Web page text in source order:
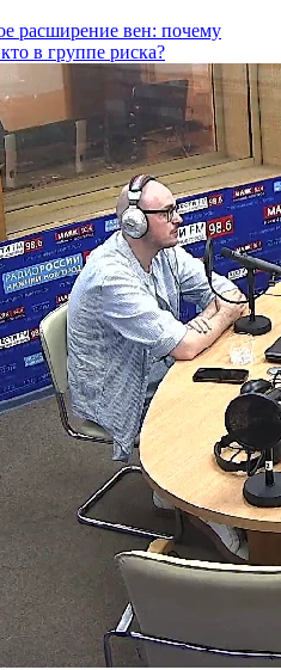
расширение вен: почему
в группе риска?